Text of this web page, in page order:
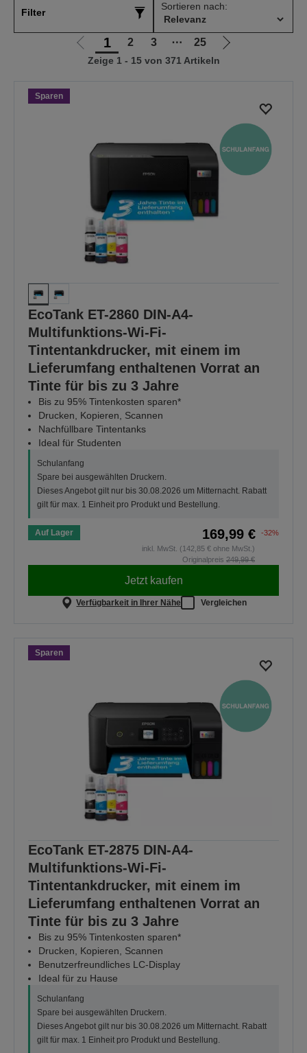
Filter
Sortieren nach:
Zur
vorherigen
1 2 3 ⋯ 25
Zur
Zeige 1 - 15 von 371 Artikeln
Sparen
EcoTank ET-2860 DIN-A4-
Multifunktions-Wi-Fi-
Tintentankdrucker, mit einem im
Lieferumfang enthaltenen Vorrat an
Tinte für bis zu 3 Jahre
Bis zu 95% Tintenkosten sparen*
Drucken, Kopieren, Scannen
Nachfüllbare Tintentanks
Ideal für Studenten
Schulanfang
Spare bei ausgewählten Druckern.
Dieses Angebot gilt nur bis 30.08.2026 um Mitternacht. Rabatt
gilt für max. 1 Einheit pro Produkt und Bestellung.
Auf Lager 169,99 €
-32%
inkl. MwSt. (142,85 € ohne MwSt.)
Originalpreis 249,99 €
Jetzt kaufen
Verfügbarkeit in Ihrer Nähe Vergleichen
Sparen
EcoTank ET-2875 DIN-A4-
Multifunktions-Wi-Fi-
Tintentankdrucker, mit einem im
Lieferumfang enthaltenen Vorrat an
Tinte für bis zu 3 Jahre
Bis zu 95% Tintenkosten sparen*
Drucken, Kopieren, Scannen
Benutzerfreundliches LC-Display
Ideal für zu Hause
Schulanfang
Spare bei ausgewählten Druckern.
Dieses Angebot gilt nur bis 30.08.2026 um Mitternacht. Rabatt
gilt für max. 1 Einheit pro Produkt und Bestellung.